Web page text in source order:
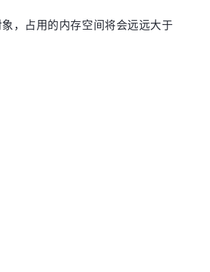
，占用的内存空间将会远远大于